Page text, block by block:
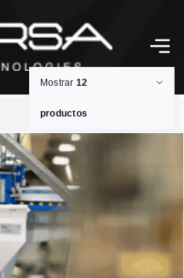
Mostrar 12
productos